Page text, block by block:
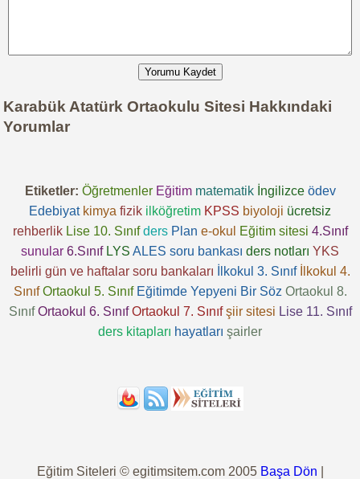
Yorumu Kaydet
Karabük Atatürk Ortaokulu Sitesi Hakkındaki
Yorumlar
Etiketler: Öğretmenler Eğitim matematik İngilizce ödev
Edebiyat kimya fizik ilköğretim KPSS biyoloji ücretsiz
rehberlik Lise 10. Sınıf ders Plan e-okul Eğitim sitesi 4.Sınıf
sunular 6.Sınıf LYS ALES soru bankası ders notları YKS
belirli gün ve haftalar soru bankaları İlkokul 3. Sınıf
İlkokul 4.
Sınıf Ortaokul 5. Sınıf Eğitimde Yepyeni Bir Söz Ortaokul 8.
Sınıf Ortaokul 6. Sınıf Ortaokul 7. Sınıf şiir sitesi Lise 11. Sınıf
ders kitapları hayatları şairler
Eğitim Siteleri © egitimsitem.com 2005 Başa Dön